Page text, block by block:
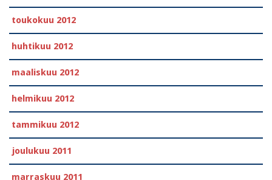
toukokuu 2012
huhtikuu 2012
maaliskuu 2012
helmikuu 2012
tammikuu 2012
joulukuu 2011
marraskuu 2011